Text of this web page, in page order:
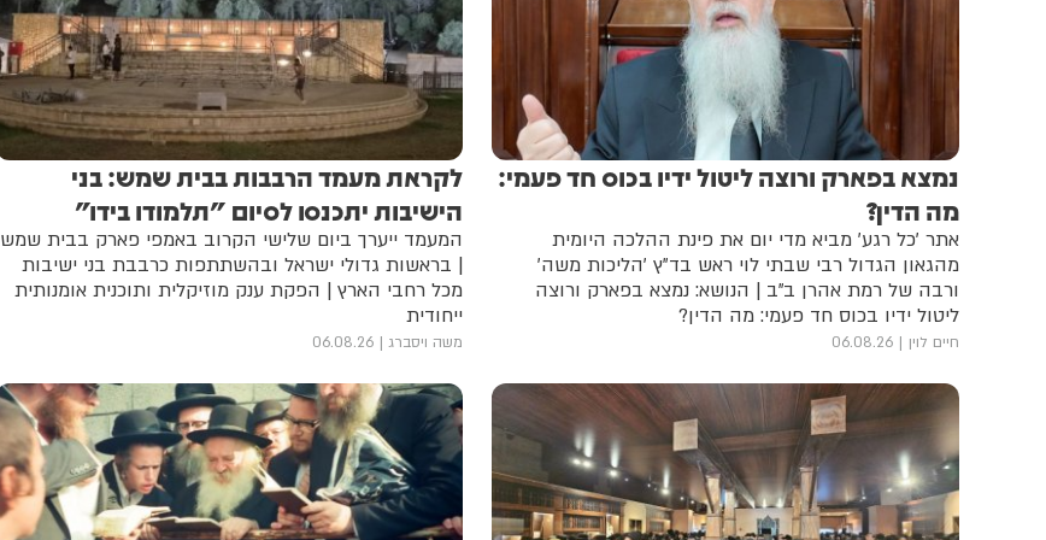
נמצא בפארק ורוצה ליטול ידיו בכוס חד פעמי:
מה הדין?
אתר 'כל רגע' מביא מדי יום את פינת ההלכה היומית
מהגאון הגדול רבי שבתי לוי ראש בד"ץ 'הליכות משה'
ורבה של רמת אהרן ב"ב | הנושא: נמצא בפארק ורוצה
ליטול ידיו בכוס חד פעמי: מה הדין?
חיים לוין 06.08.26
לקראת מעמד הרבבות בבית שמש: בני
הישיבות יתכנסו לסיום "תלמודו בידו"
המעמד ייערך ביום שלישי הקרוב באמפי פארק בבית שמש
| בראשות גדולי ישראל ובהשתתפות כרבבת בני ישיבות
מכל רחבי הארץ | הפקת ענק מוזיקלית ותוכנית אומנותית
ייחודית
משה ויסברג 06.08.26